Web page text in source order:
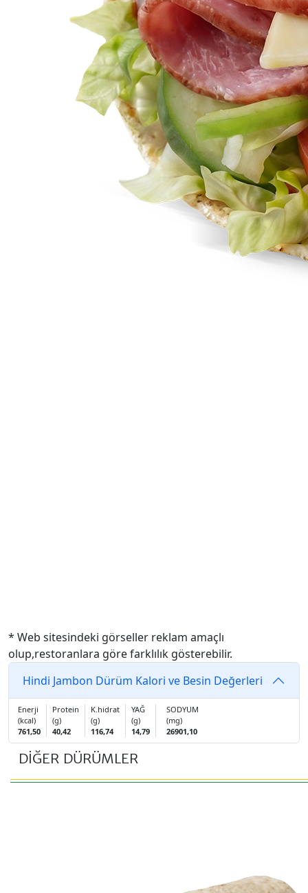
* Web sitesindeki görseller reklam amaçlı
olup,restoranlara göre farklılık gösterebilir.
Hindi Jambon Dürüm Kalori ve Besin Değerleri
Enerji
(kcal)
761,50
Protein
(g)
40,42
K.hidrat
(g)
116,74
YAĞ
(g)
14,79
SODYUM
(mg)
26901,10
DİĞER DÜRÜMLER